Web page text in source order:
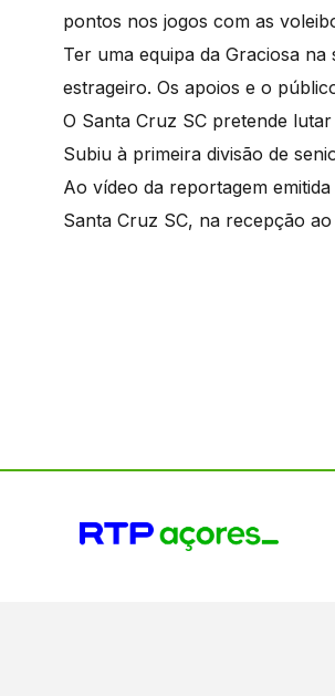
pontos nos jogos com as
Ter uma equipa da Graciosa
estrageiro. Os apoios e o
O Santa Cruz SC pretende
Subiu à primeira divisão de
Ao vídeo da reportagem
Santa Cruz SC, na recepção ao